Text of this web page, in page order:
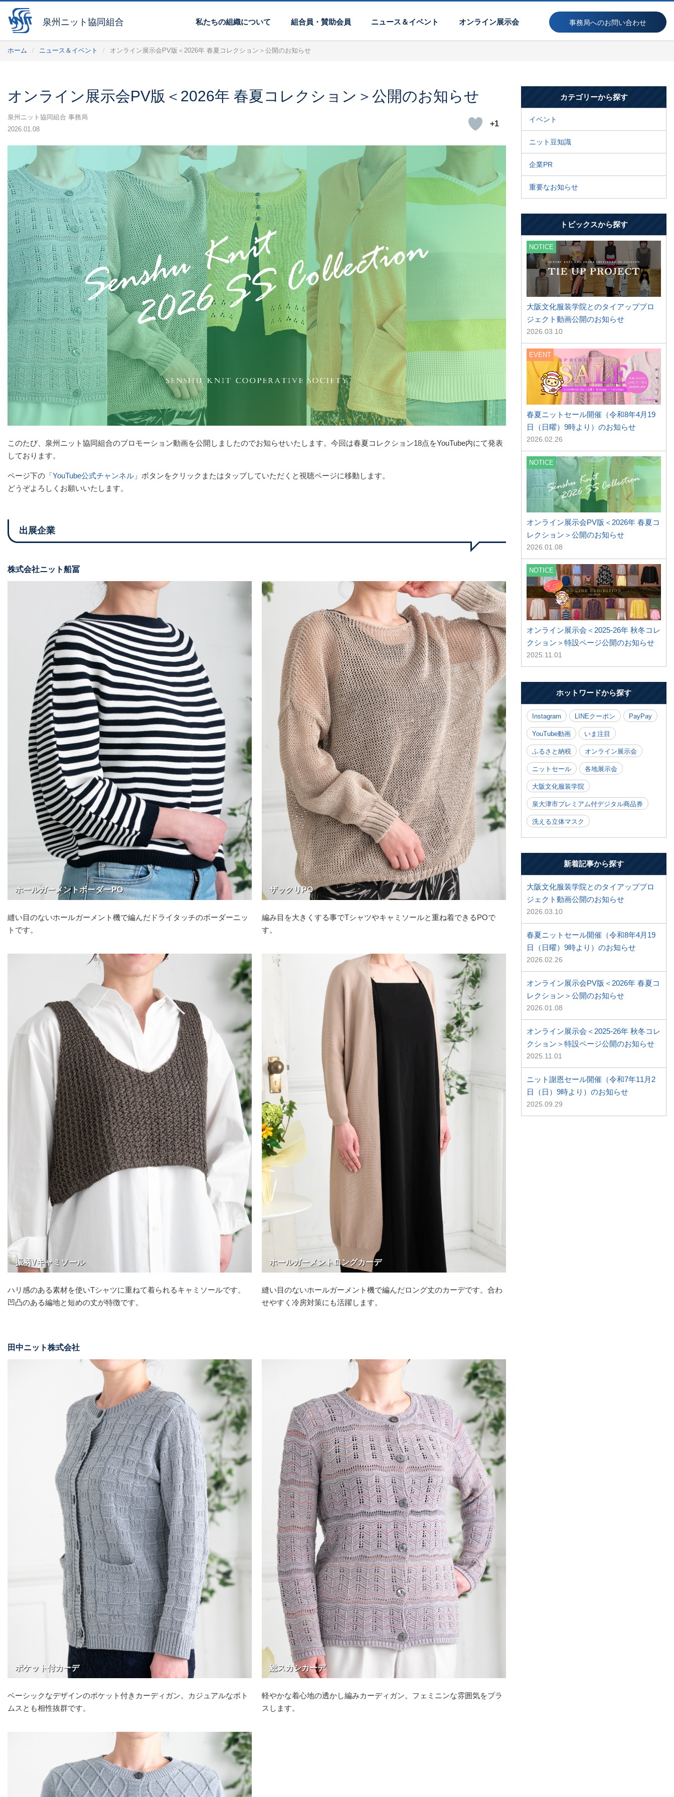
泉州ニット協同組合 事務局へのお問い合わせ
私たちの組織について 組合員・賛助会員 ニュース＆イベント オンライン展示会
ホーム ニュース＆イベント オンライン展示会PV版＜2026年 春夏コレクション＞公開のお知らせ
オンライン展示会PV版＜2026年 春夏コレクション＞公開のお知らせ
泉州ニット協同組合 事務局
2026.01.08
+1
このたび、泉州ニット協同組合のプロモーション動画を公開しましたのでお知らせいたします。今回は春夏コレクション18点をYouTube内にて発表
しております。
ページ下の「YouTube公式チャンネル 」ボタンをクリックまたはタップしていただくと視聴ページに移動します。
どうぞよろしくお願いいたします。
出展企業
株式会社ニット船冨
ホールガーメントボーダーPO
縫い目のないホールガーメント機で編んだドライタッチのボーダーニッ
トです。
ザックリPO
編み目を大きくする事でTシャツやキャミソールと重ね着できるPOで
す。
振柄Vキャミソール
ハリ感のある素材を使いTシャツに重ねて着られるキャミソールです。
凹凸のある編地と短めの丈が特徴です。
ホールガーメントロングカーデ
縫い目のないホールガーメント機で編んだロング丈のカーデです。合わ
せやすく冷房対策にも活躍します。
田中ニット株式会社
ポケット付カーデ
ベーシックなデザインのポケット付きカーディガン。カジュアルなボト
ムスとも相性抜群です。
総スカシカーデ
軽やかな着心地の透かし編みカーディガン。フェミニンな雰囲気をプラ
スします。
カテゴリーから探す
イベント
ニット豆知識
企業PR
重要なお知らせ
トピックスから探す
NOTICE
大阪文化服装学院とのタイアッププロ
ジェクト動画公開のお知らせ
2026.03.10
EVENT
春夏ニットセール開催（令和8年4月19
日（日曜）9時より）のお知らせ
2026.02.26
NOTICE
オンライン展示会PV版＜2026年 春夏コ
レクション＞公開のお知らせ
2026.01.08
NOTICE
オンライン展示会＜2025-26年 秋冬コレ
クション＞特設ページ公開のお知らせ
2025.11.01
ホットワードから探す
Instagram LINEクーポン PayPay
YouTube動画 いま注目
ふるさと納税 オンライン展示会
ニットセール 各地展示会
大阪文化服装学院
泉大津市プレミアム付デジタル商品券
洗える立体マスク
新着記事から探す
大阪文化服装学院とのタイアッププロ
ジェクト動画公開のお知らせ
2026.03.10
春夏ニットセール開催（令和8年4月19
日（日曜）9時より）のお知らせ
2026.02.26
オンライン展示会PV版＜2026年 春夏コ
レクション＞公開のお知らせ
2026.01.08
オンライン展示会＜2025-26年 秋冬コレ
クション＞特設ページ公開のお知らせ
2025.11.01
ニット謝恩セール開催（令和7年11月2
日（日）9時より）のお知らせ
2025.09.29